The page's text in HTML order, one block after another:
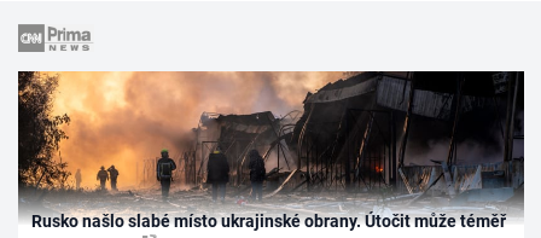
Rusko našlo slabé místo ukrajinské obrany. Útočit může téměř